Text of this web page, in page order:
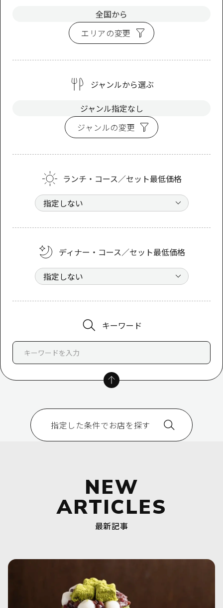
全国から
エリアの変更
ジャンルから選ぶ
ジャンル指定なし
ジャンルの変更
ランチ・コース／セット最低価格
ディナー・コース／セット最低価格
キーワード
指定した条件でお店を探す
NEW
ARTICLES
最新記事